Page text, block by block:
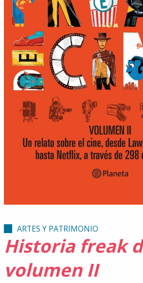
ARTES Y PATRIMONIO
Historia freak
volumen II